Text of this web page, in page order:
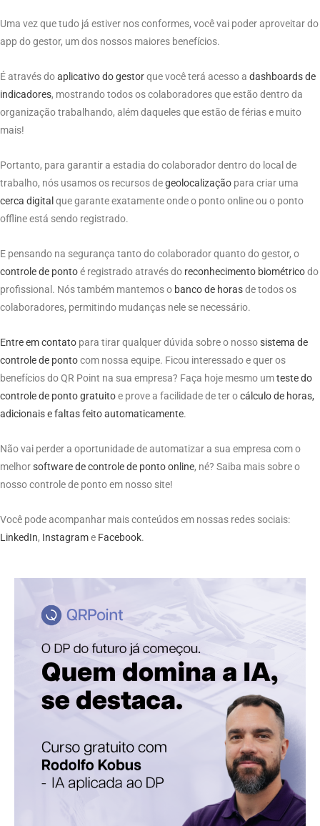
Uma vez que tudo já estiver nos conformes, você vai poder aproveitar do
app do gestor, um dos nossos maiores benefícios.
É através doaplicativo do gestorque você terá acesso a dashboards de
indicadores, mostrando todos os colaboradores que estão dentro da
organização trabalhando, além daqueles que estão de férias e muito
mais!
Portanto, para garantir a estadia do colaborador dentro do local de
trabalho, nós usamos os recursos degeolocalização para criar uma
cerca digital que garante exatamente onde o ponto online ou o ponto
offline está sendo registrado.
E pensando na segurança tanto do colaborador quanto do gestor, o
controlede pontoé registrado através do reconhecimento biométricodo
profissional. Nós também mantemos o banco de horasde todos os
colaboradores, permitindo mudanças nele se necessário.
Entre em contato para tirar qualquer dúvida sobre o nossosistema de
controlede pontocom nossa equipe. Ficou interessado e quer os
benefícios do QR Point na sua empresa? Faça hoje mesmo umteste do
controle de ponto gratuitoe prove a facilidade de ter ocálculo de horas,
adicionais e faltas feito automaticamente.
Não vai perder a oportunidade de automatizar a sua empresa com o
melhorsoftwaredecontrolede pontoonline, né? Saiba mais sobre o
nosso controle de ponto em nosso site!
Você pode acompanhar mais conteúdos em nossas redes sociais:
LinkedIn, Instagrame Facebook.